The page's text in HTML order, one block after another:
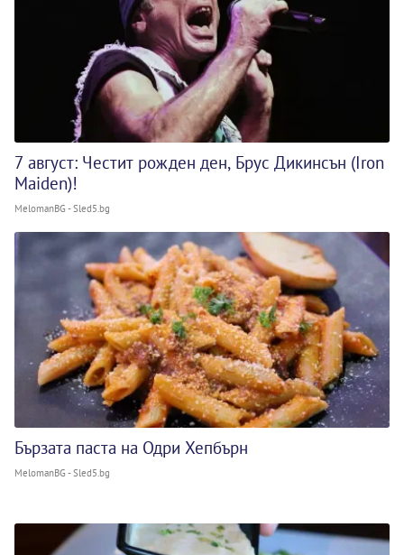
7 август: Честит рожден ден, Брус Дикинсън (Iron
Maiden)!
MelomanBG - Sled5.bg
Бързата паста на Одри Хепбърн
MelomanBG - Sled5.bg